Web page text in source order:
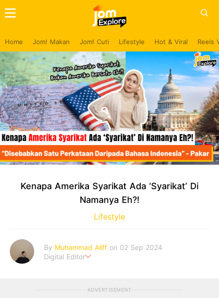
Home Jom! Makan Jom! Cuti Lifestyle Hot & Viral Reels
Kenapa Amerika Syarikat Ada ‘Syarikat’ Di
Namanya Eh?!
Lifestyle
By Muhammad Aliff on 02 Sep 2024
Digital Editor
ADVERTISEMENT